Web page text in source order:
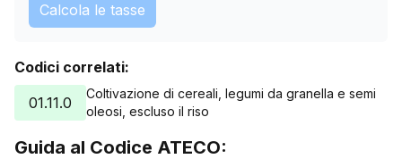
Calcola le tasse
Codici correlati:
01.11.0
Coltivazione di cereali, legumi da granella e semi
oleosi, escluso il riso
Guida al Codice ATECO: